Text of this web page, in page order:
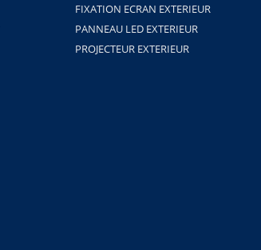
FIXATION ECRAN EXTERIEUR
PANNEAU LED EXTERIEUR
PROJECTEUR EXTERIEUR